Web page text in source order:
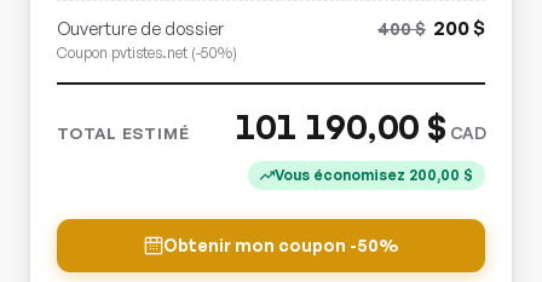
Ouverture de dossier
Coupon pvtistes.net (-50%)
400$ 200$
TOTAL ESTIMÉ 101 190,00 $ CAD
Vous économisez 200,00 $
Obtenir mon coupon -50%